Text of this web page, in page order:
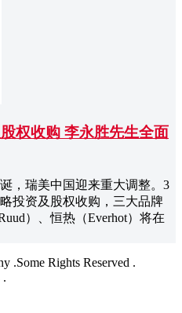
权收购 李永胜先生全面
，瑞美中国迎来重大调整。3
投资及股权收购，三大品牌
）、恒热（Everhot）将在
.Some Rights Reserved .
.